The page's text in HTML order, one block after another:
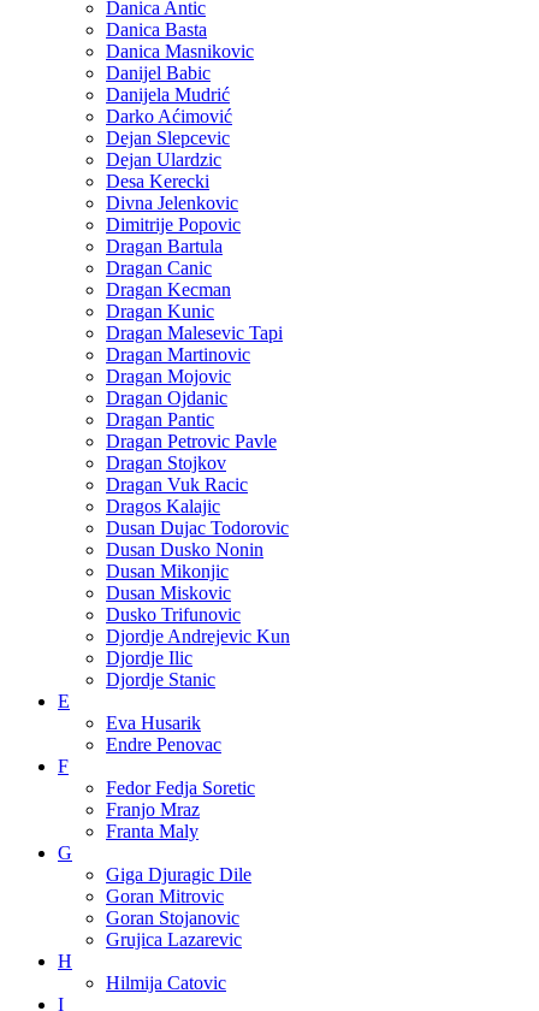
Danica Antic
Danica Basta
Danica Masnikovic
Danijel Babic
Danijela Mudrić
Darko Aćimović
Dejan Slepcevic
Dejan Ulardzic
Desa Kerecki
Divna Jelenkovic
Dimitrije Popovic
Dragan Bartula
Dragan Canic
Dragan Kecman
Dragan Kunic
Dragan Malesevic Tapi
Dragan Martinovic
Dragan Mojovic
Dragan Ojdanic
Dragan Pantic
Dragan Petrovic Pavle
Dragan Stojkov
Dragan Vuk Racic
Dragos Kalajic
Dusan Dujac Todorovic
Dusan Dusko Nonin
Dusan Mikonjic
Dusan Miskovic
Dusko Trifunovic
Djordje Andrejevic Kun
Djordje Ilic
Djordje Stanic
E
Eva Husarik
Endre Penovac
F
Fedor Fedja Soretic
Franjo Mraz
Franta Maly
G
Giga Djuragic Dile
Goran Mitrovic
Goran Stojanovic
Grujica Lazarevic
H
Hilmija Catovic
I